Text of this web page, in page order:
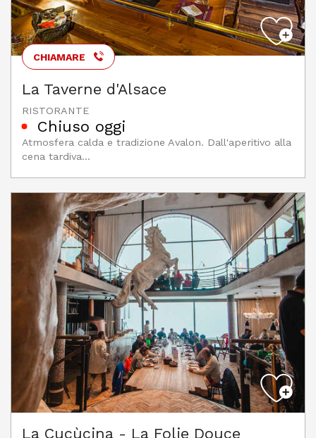
CHIAMARE
La Taverne d'Alsace
RISTORANTE
Chiuso oggi
Atmosfera calda e tradizione Avalon. Dall'aperitivo alla
cena tardiva...
La Cucùcina - La Folie Douce